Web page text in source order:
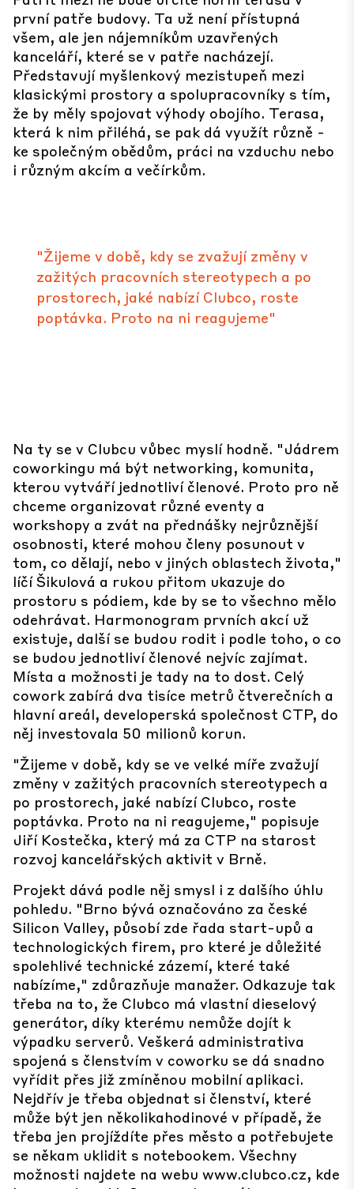
první patře budovy. Ta už není přístupná
všem, ale jen nájemníkům uzavřených
kanceláří, které se v patře nacházejí.
Představují myšlenkový mezistupeň mezi
klasickými prostory a spolupracovníky s tím,
že by měly spojovat výhody obojího. Terasa,
která k nim přiléhá, se pak dá využít různě -
ke společným obědům, práci na vzduchu nebo
i různým akcím a večírkům.
"Žijeme v době, kdy se zvažují změny v
zažitých pracovních stereotypech a po
prostorech, jaké nabízí Clubco, roste
poptávka. Proto na ni reagujeme"
Na ty se v Clubcu vůbec myslí hodně. "Jádrem
coworkingu má být networking, komunita,
kterou vytváří jednotliví členové. Proto pro ně
chceme organizovat různé eventy a
workshopy a zvát na přednášky nejrůznější
osobnosti, které mohou členy posunout v
tom, co dělají, nebo v jiných oblastech života,"
líčí Šikulová a rukou přitom ukazuje do
prostoru s pódiem, kde by se to všechno mělo
odehrávat. Harmonogram prvních akcí už
existuje, další se budou rodit i podle toho, o co
se budou jednotliví členové nejvíc zajímat.
Místa a možnosti je tady na to dost. Celý
cowork zabírá dva tisíce metrů čtverečních a
hlavní areál, developerská společnost CTP, do
něj investovala 50 milionů korun.
"Žijeme v době, kdy se ve velké míře zvažují
změny v zažitých pracovních stereotypech a
po prostorech, jaké nabízí Clubco, roste
poptávka. Proto na ni reagujeme," popisuje
Jiří Kostečka, který má za CTP na starost
rozvoj kancelářských aktivit v Brně.
Projekt dává podle něj smysl i z dalšího úhlu
pohledu. "Brno bývá označováno za české
Silicon Valley, působí zde řada start-upů a
technologických firem, pro které je důležité
spolehlivé technické zázemí, které také
nabízíme," zdůrazňuje manažer. Odkazuje tak
třeba na to, že Clubco má vlastní dieselový
generátor, díky kterému nemůže dojít k
výpadku serverů. Veškerá administrativa
spojená s členstvím v coworku se dá snadno
vyřídit přes již zmíněnou mobilní aplikaci.
Nejdřív je třeba objednat si členství, které
může být jen několikahodinové v případě, že
třeba jen projíždíte přes město a potřebujete
se někam uklidit s notebookem. Všechny
možnosti najdete na webu www.clubco.cz, kde